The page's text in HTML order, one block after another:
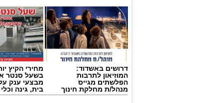
דרושים באשדוד:
המוזיאון לתרבות
הפלשתים מגייס
מנהל/ת מחלקת חינוך
מחירי הקיץ
בשעל סנטר
מבצעי ענק
בית, גינה